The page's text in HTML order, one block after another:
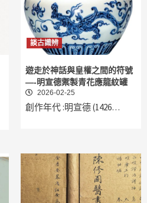
談古識辨
遊走於神話與皇權之間的符號
—-明宣德禦製青花應龍紋罐
2026-02-25
創作年代 :明宣德 (1426…